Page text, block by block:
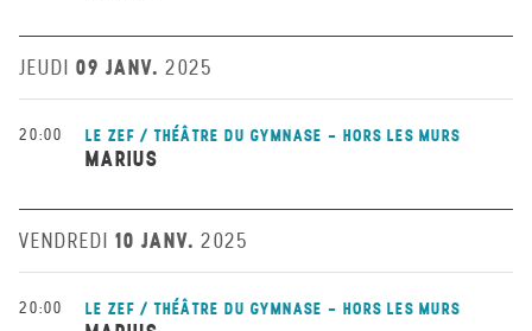
JEUDI 09 JANV. 2025
20:00 LE ZEF / THÉÂTRE DU GYMNASE - HORS LES MURS
MARIUS
VENDREDI 10 JANV. 2025
20:00 LE ZEF / THÉÂTRE DU GYMNASE - HORS LES MURS